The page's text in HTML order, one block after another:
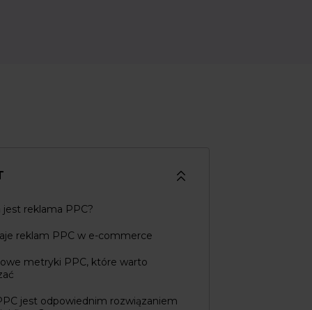
jest reklama PPC?
reklam PPC w e-commerce
metryki PPC, które warto
jest odpowiednim rozwiązaniem